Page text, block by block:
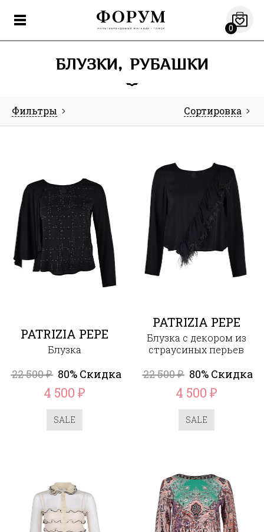
0
БЛУЗКИ, РУБАШКИ
Фильтры Сортировка
PATRIZIA PEPE
Блузка
22 500₽ 80% Скидка
4 500₽
SALE
PATRIZIA PEPE
Блузка с декором из
страусиных перьев
22 500₽ 80% Скидка
4 500 ₽
SALE